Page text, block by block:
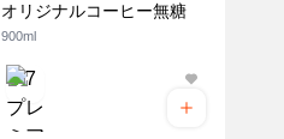
オリジナルコーヒー無糖
900ml